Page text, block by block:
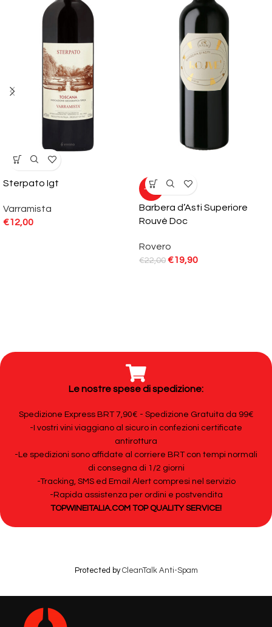
Sterpato Igt
Varramista
€12,00
-10%
Barbera d’Asti Superiore
Rouvè Doc
Rovero
€22,00 €19,90
Le nostre spese di spedizione:
Spedizione Express BRT 7,90€ - Spedizione Gratuita da 99€
-I vostri vini viaggiano al sicuro in confezioni certificate
antirottura
-Le spedizioni sono affidate al corriere BRT con tempi normali
di consegna di 1/2 giorni
-Tracking, SMS ed Email Alert compresi nel servizio
-Rapida assistenza per ordini e postvendita
TOPWINEITALIA.COM TOP QUALITY SERVICE!
Protected byCleanTalk Anti-Spam